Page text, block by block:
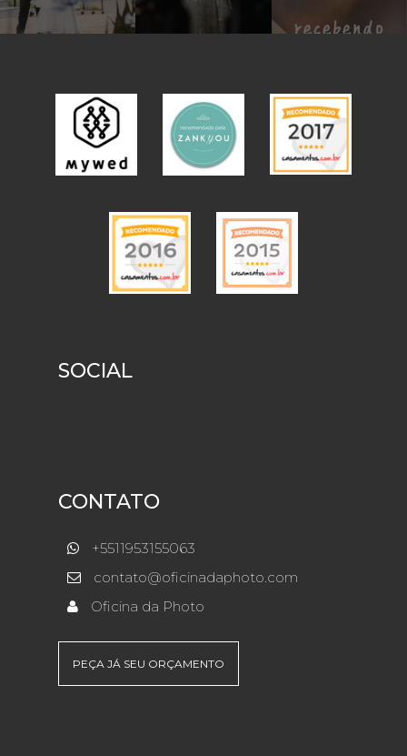
SOCIAL
CONTATO
+5511953155063
contato@oficinadaphoto.com
Oficina da Photo
PEÇA JÁ SEU ORÇAMENTO